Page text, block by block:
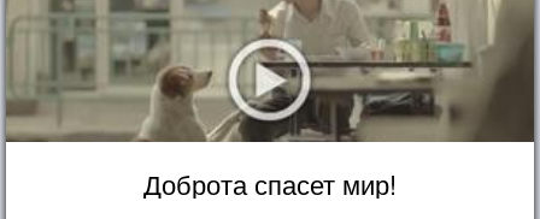
Доброта спасет мир!